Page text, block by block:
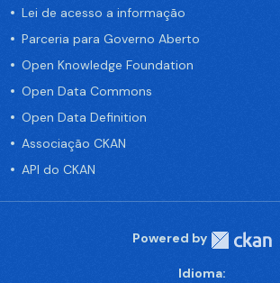
Lei de acesso a informação
Parceria para Governo Aberto
Open Knowledge Foundation
Open Data Commons
Open Data Definition
Associação CKAN
API do CKAN
Powered by
Idioma